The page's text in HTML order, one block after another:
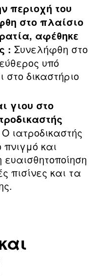
περιοχή του
στο πλαίσιο
αφέθηκε
: Συνελήφθη στο
υπό
δικαστήριο
γιου στο
Ο ιατροδικαστής
και
πισίνες και τα